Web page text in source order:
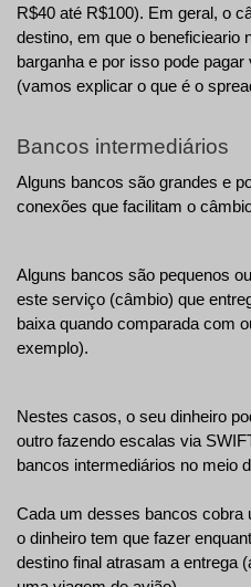
R$40 até R$100). Em geral, o
destino, em que o beneficieario
barganha e por isso pode
(vamos explicar o que é o
Bancos intermediários
Alguns bancos são grandes e
conexões que facilitam o
Alguns bancos são pequenos
este serviço (câmbio) que
baixa quando comparada com
exemplo).
Nestes casos, o seu dinheiro
outro fazendo escalas via
bancos intermediários no meio
Cada um desses bancos cobra
o dinheiro tem que fazer
destino final atrasam a entrega